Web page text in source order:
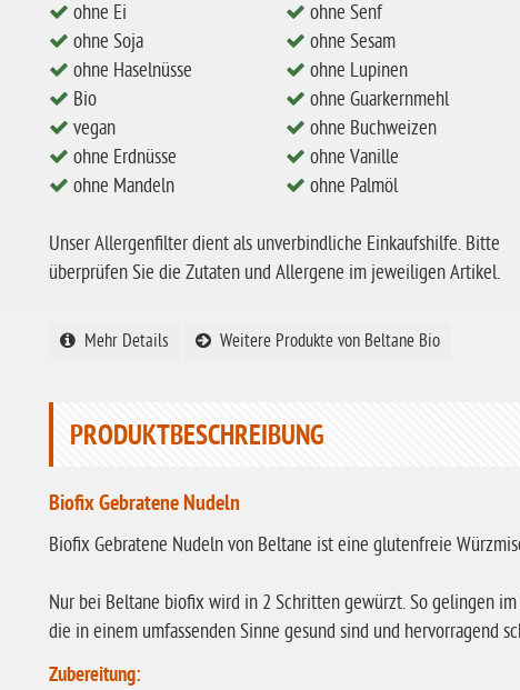
ohne Ei
ohne Soja
ohne Haselnüsse
Bio
vegan
ohne Erdnüsse
ohne Mandeln
ohne Senf
ohne Sesam
ohne Lupinen
ohne Guarkernmehl
ohne Buchweizen
ohne Vanille
ohne Palmöl
Unser Allergenfilter dient als unverbindliche Einkaufshilfe. Bitte
überprüfen Sie die Zutaten und Allergene im jeweiligen Artikel.
Mehr Details Weitere Produkte von Beltane Bio
PRODUKTBESCHREIBUNG
Biofix Gebratene Nudeln
Biofix Gebratene Nudeln von Beltane ist eine glutenfreie
Nur bei Beltane biofix wird in 2 Schritten gewürzt. So gelingen
die in einem umfassenden Sinne gesund sind und hervorragend
Zubereitung: